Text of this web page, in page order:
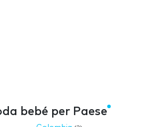
bebé per Paese